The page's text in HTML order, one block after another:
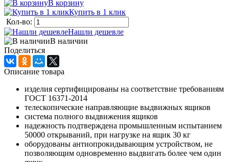
В корзину
Купить в 1 клик
Кол-во:
Нашли дешевле
В наличии
Поделиться
Описание товара
изделия сертифицированы на соответствие требованиям
ГОСТ 16371-2014
телескопические направляющие выдвижных ящиков
система полного выдвижения ящиков
надежность подтверждена промышленным испытанием
50000 открываний, при нагрузке на ящик 30 кг
оборудованы антиопрокидывающим устройством, не
позволяющим одновременно выдвигать более чем один